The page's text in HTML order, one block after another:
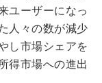
ユーザーになっ
人々の数が減少
し市場シェアを
得市場への進出